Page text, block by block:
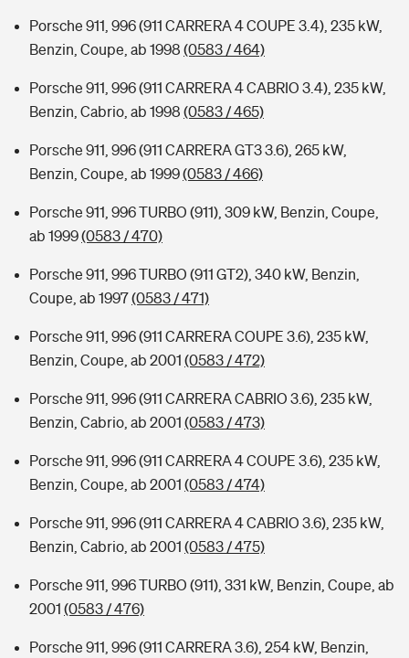
Porsche 911, 996 (911 CARRERA 4 COUPE 3.4), 235 kW,
Benzin, Coupe, ab 1998 (0583 / 464)
Porsche 911, 996 (911 CARRERA 4 CABRIO 3.4), 235 kW,
Benzin, Cabrio, ab 1998 (0583 / 465)
Porsche 911, 996 (911 CARRERA GT3 3.6), 265 kW,
Benzin, Coupe, ab 1999(0583 / 466)
Porsche 911, 996 TURBO (911), 309 kW, Benzin, Coupe,
ab 1999(0583 / 470)
Porsche 911, 996 TURBO (911 GT2), 340 kW, Benzin,
Coupe, ab 1997(0583 / 471)
Porsche 911, 996 (911 CARRERA COUPE 3.6), 235 kW,
Benzin, Coupe, ab 2001 (0583 / 472)
Porsche 911, 996 (911 CARRERA CABRIO 3.6), 235 kW,
Benzin, Cabrio, ab 2001 (0583 / 473)
Porsche 911, 996 (911 CARRERA 4 COUPE 3.6), 235 kW,
Benzin, Coupe, ab 2001 (0583 / 474)
Porsche 911, 996 (911 CARRERA 4 CABRIO 3.6), 235 kW,
Benzin, Cabrio, ab 2001 (0583 / 475)
Porsche 911, 996 TURBO (911), 331 kW, Benzin, Coupe, ab
2001 (0583 / 476)
Porsche 911, 996 (911 CARRERA 3.6), 254 kW, Benzin,